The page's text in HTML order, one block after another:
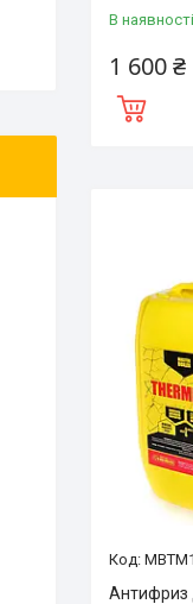
В наявності
1 600 ₴
Антифриз